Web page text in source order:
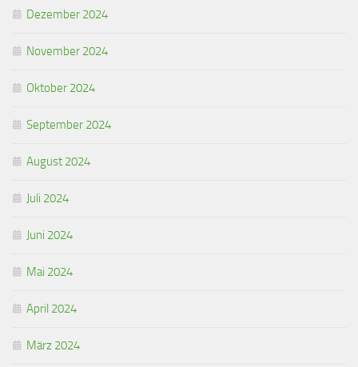
Dezember 2024
November 2024
Oktober 2024
September 2024
August 2024
Juli 2024
Juni 2024
Mai 2024
April 2024
März 2024